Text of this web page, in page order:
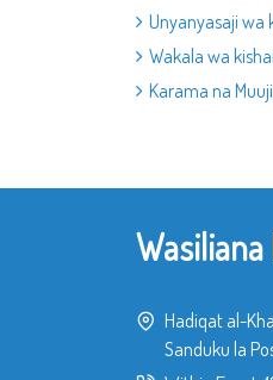
Unyanyasaji wa
Wakala wa
Karama na
Wasiliana
Hadiqat al-
Sanduku la